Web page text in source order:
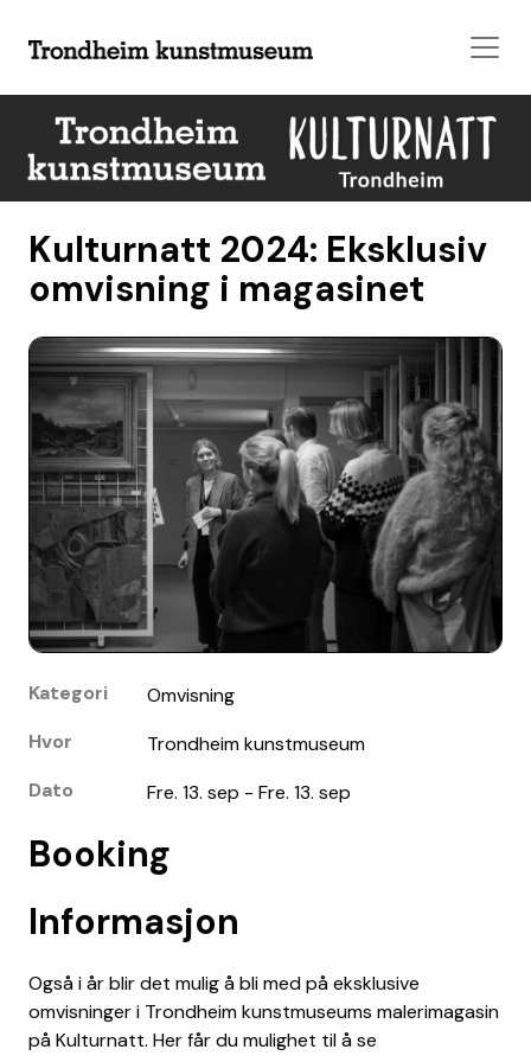
Kulturnatt 2024: Eksklusiv
omvisning i magasinet
Kategori
Omvisning
Hvor
Trondheim kunstmuseum
Dato
Fre. 13. sep - Fre. 13. sep
Booking
Informasjon
Også i år blir det mulig å bli med på eksklusive
omvisninger i Trondheim kunstmuseums malerimagasin
på Kulturnatt. Her får du mulighet til å se